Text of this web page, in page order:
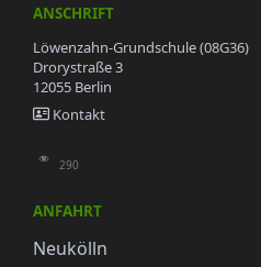
ANSCHRIFT
Löwenzahn-Grundschule (08G36)
Drorystraße 3
12055 Berlin
Kontakt
290
ANFAHRT
Neukölln